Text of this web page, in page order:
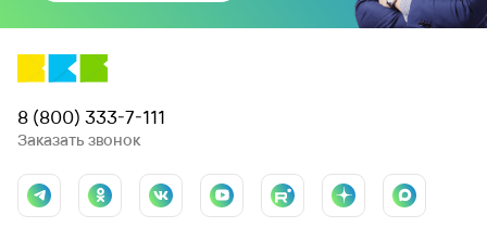
8 (800) 333-7-111
Заказать звонок